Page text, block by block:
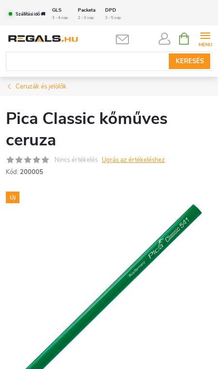
tartalomhoz
Szállítási idő 🚚
GLS Packeta DPD
3 - 4 nap 2 - 3 nap 3 - 5 nap
KERESÉS
KOSÁR
Ceruzák és jelölők
Pica Classic kőműves
ceruza
Nincs értékelés Ugrás az értékeléshez
Kód: 200005
Új